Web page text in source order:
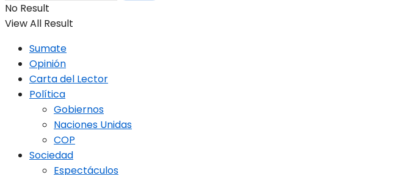
No Result
View All Result
Sumate
Opinión
Carta del Lector
Política
Gobiernos
Naciones Unidas
COP
Sociedad
Espectáculos